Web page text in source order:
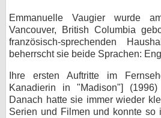
Emmanuelle Vaugier wurde
Vancouver, British Columbia
französisch-sprechenden
beherrscht sie beide Sprachen:
Ihre ersten Auftritte im
Kanadierin in "Madison"]
Danach hatte sie immer wieder
Serien und Filmen und konnte so
KULTUR
Specials
SERVICE
Forum